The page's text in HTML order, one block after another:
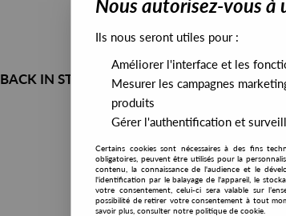
BACK IN STOCK ALL STOCK
Nous autorisez-vous à
Ils nous seront utiles pour :
Améliorer l'interface et les
Mesurer les campagnes
produits
Gérer l'authentification et
Certains cookies sont nécessaires à des fins
obligatoires, peuvent être utilisés pour la
contenu, la connaissance de l'audience et le
l'identification par le balayage de l'appareil, le
votre consentement, celui-ci sera valable sur
possibilité de retirer votre consentement à tout
savoir plus, consulter notre politique de cookie.